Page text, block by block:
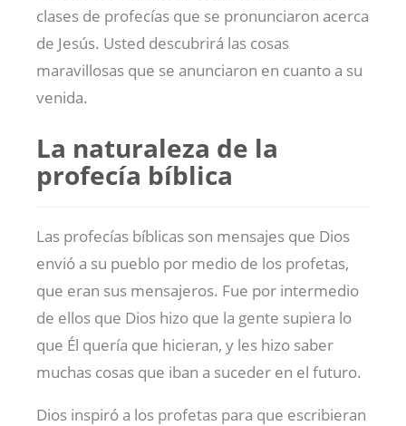
clases de profecías que se pronunciaron acerca
de Jesús. Usted descubrirá las cosas
maravillosas que se anunciaron en cuanto a su
venida.
La naturaleza de la
profecía bíblica
Las profecías bíblicas son mensajes que Dios
envió a su pueblo por medio de los profetas,
que eran sus mensajeros. Fue por intermedio
de ellos que Dios hizo que la gente supiera lo
que Él quería que hicieran, y les hizo saber
muchas cosas que iban a suceder en el futuro.
Dios inspiró a los profetas para que escribieran